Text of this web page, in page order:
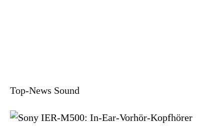
Top-News Sound